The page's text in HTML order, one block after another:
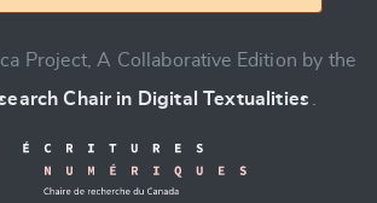
Project, A Collaborative Edition by the
Chair in Digital Textualities